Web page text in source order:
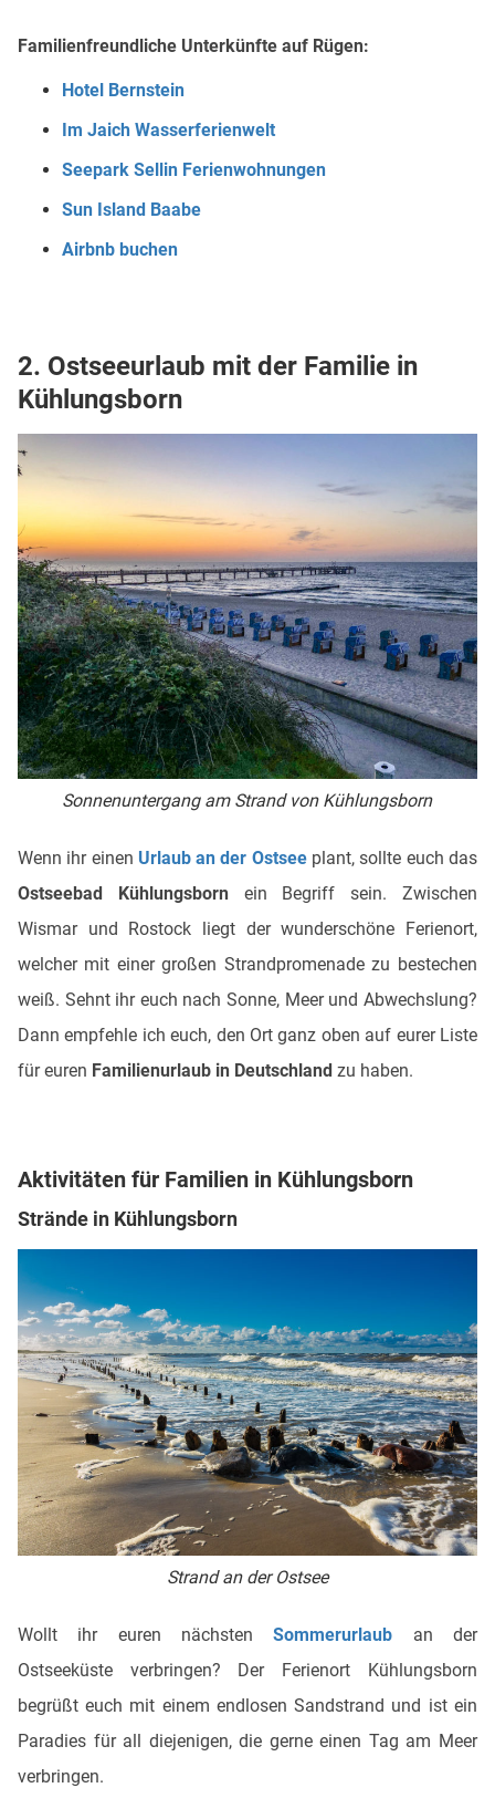
Familienfreundliche Unterkünfte auf Rügen:
Hotel Bernstein
Im Jaich Wasserferienwelt
Seepark Sellin Ferienwohnungen
Sun Island Baabe
Airbnb buchen
2. Ostseeurlaub mit der Familie in
Kühlungsborn
Sonnenuntergang am Strand von Kühlungsborn
Wenn ihr einen Urlaub an der Ostseeplant, sollte euch das
Ostseebad Kühlungsbornein Begriff sein. Zwischen
Wismar und Rostock liegt der wunderschöne Ferienort,
welcher mit einer großen Strandpromenade zu bestechen
weiß. Sehnt ihr euch nach Sonne, Meer und Abwechslung?
Dann empfehle ich euch, den Ort ganz oben auf eurer Liste
für euren Familienurlaub in Deutschland zu haben.
Aktivitäten für Familien in Kühlungsborn
Strände in Kühlungsborn
Strand an der Ostsee
Wollt ihr euren nächstenSommerurlaub an der
Ostseeküste verbringen? Der Ferienort Kühlungsborn
begrüßt euch mit einem endlosen Sandstrand und ist ein
Paradies für all diejenigen, die gerne einen Tag am Meer
verbringen.